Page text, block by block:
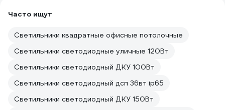
Часто ищут
Светильники квадратные офисные потолочные
Светильники светодиодные уличные 120Вт
Светильники светодиодный ДКУ 100Вт
Светильники светодиодный дсп 36вт ip65
Светильники светодиодный ДКУ 150Вт